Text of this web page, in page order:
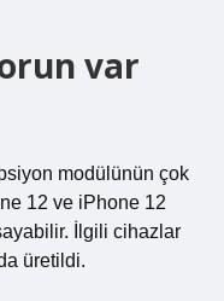
var
modülünün çok
12 ve iPhone 12
İlgili cihazlar
üretildi.